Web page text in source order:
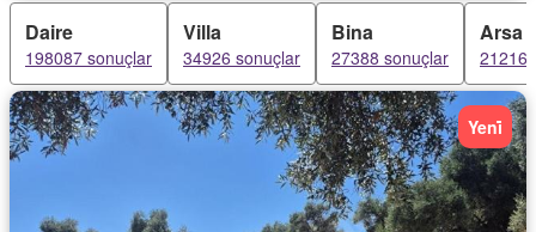
Daire
198087 sonuçlar
Villa
34926 sonuçlar
Bina
27388 sonuçlar
Arsa
21216
Yeni̇